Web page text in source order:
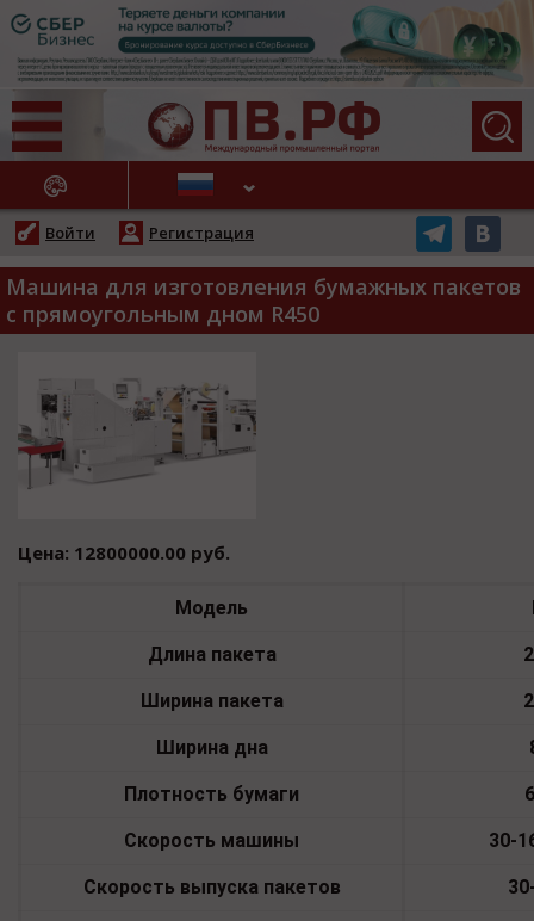
НОВОСТИ
Войти Регистрация
Машина для изготовления бумажных пакетов
с прямоугольным дном R450
Цена: 12800000.00 руб.
Модель
Длина пакета
Ширина пакета
Ширина дна
Плотность бумаги
Скорость машины 30-
Скорость выпуска пакетов